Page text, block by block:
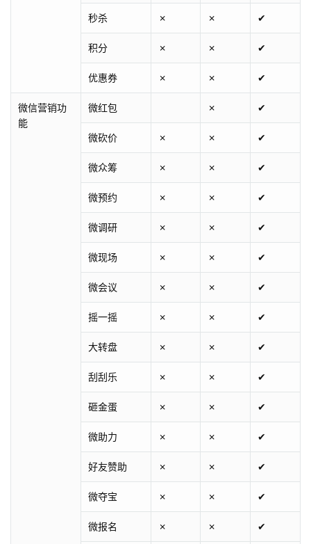
秒杀 ✗ ✗ ✔
积分 ✗ ✗ ✔
优惠券 ✗ ✗ ✔
微信营销功
能
微红包 ✗ ✔
微砍价 ✗ ✗ ✔
微众筹 ✗ ✗ ✔
微预约 ✗ ✗ ✔
微调研 ✗ ✗ ✔
微现场 ✗ ✗ ✔
微会议 ✗ ✗ ✔
摇一摇 ✗ ✗ ✔
大转盘 ✗ ✗ ✔
刮刮乐 ✗ ✗ ✔
砸金蛋 ✗ ✗ ✔
微助力 ✗ ✗ ✔
好友赞助 ✗ ✗ ✔
微夺宝 ✗ ✗ ✔
微报名 ✗ ✗ ✔